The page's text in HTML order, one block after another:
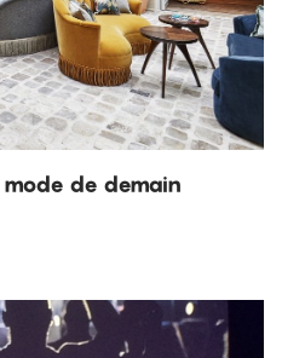
de demain